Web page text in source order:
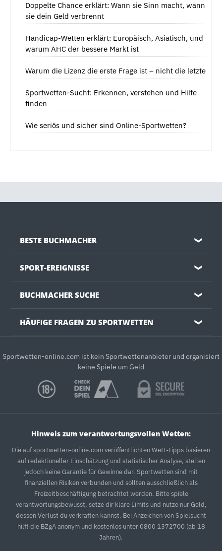
Doppelte Chance erklärt: Wann sie Sinn macht, wann
sie dein Geld verbrennt
Handicap-Wetten erklärt: Europäisch, Asiatisch, und
warum AHC der bessere Markt ist
Warum die Lizenz die erste Frage ist – nicht die letzte
Sportwetten-Sucht: Erkennen, verstehen und Hilfe
finden
Wie seriös und sicher sind Online-Sportwetten?
BESTE BUCHMACHER ❯
SPORT-EREIGNISSE ❯
BUCHMACHER SUCHE ❯
HÄUFIGE FRAGEN ZU SPORTWETTEN ❯
Sportwetten-online.com ist kein Sportwettenanbieter und organisiert
keine Spiele um Geld
Hinweis zum verantwortungsvollen Wetten:
Die auf sportwetten-online.com veröffentlichten Wett-Tipps basieren
auf redaktioneller Einschätzung und statistischer Analyse, stellen
jedoch keine Garantie für Gewinne dar. Sportwetten sind mit
finanziellen Risiken verbunden und sollten ausschließlich als
Freizeitbeschäftigung betrachtet werden. Bitte spiele
verantwortungsbewusst, setze dir klare Limits und nutze nur Geld,
dessen Verlust du verkraften kannst. Bei Anzeichen von Spielsucht
hilft die BZgA anonym und kostenlos unter 0800 1372700 (ab 18
Jahren).